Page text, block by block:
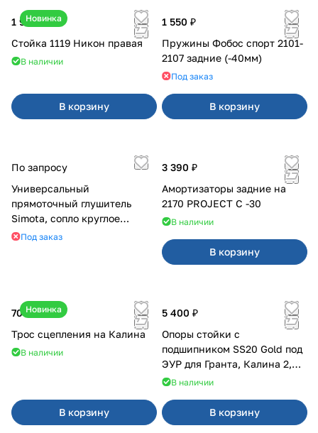
Новинка
1 950 ₽
Стойка 1119 Никон правая
В наличии
В корзину
1 550 ₽
Пружины Фобос спорт 2101-
2107 задние (-40мм)
Под заказ
В корзину
По запросу
Универсальный
прямоточный глушитель
Simota, сопло круглое
широкое
Под заказ
3 390 ₽
Амортизаторы задние на
2170 PROJECT С -30
В наличии
В корзину
Новинка
700 ₽
Трос сцепления на Калина
В наличии
В корзину
5 400 ₽
Опоры стойки с
подшипником SS20 Gold под
ЭУР для Гранта, Калина 2,
Datsun
В наличии
В корзину